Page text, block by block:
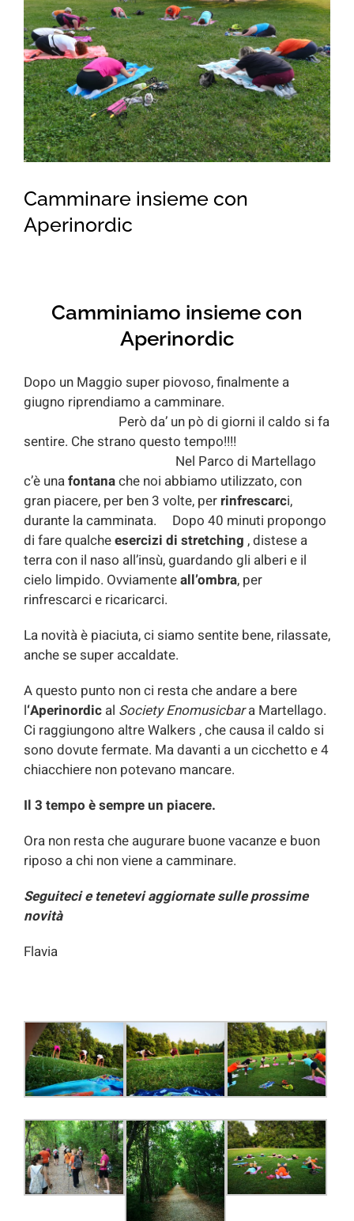
for:
Camminare insieme con
Aperinordic
Camminiamo insieme con
Aperinordic
Dopo un Maggio super piovoso, finalmente a
giugno riprendiamo a camminare.
Però da’ un pò di giorni il caldo si fa
sentire. Che strano questo tempo!!!!
Nel Parco di Martellago
c’è unafontanache noi abbiamo utilizzato, con
gran piacere, per ben 3 volte, per rinfrescarci,
durante la camminata. Dopo 40 minuti propongo
di fare qualcheesercizi di stretching , distese a
terra con il naso all’insù, guardando gli alberi e il
cielo limpido. Ovviamenteall’ombra, per
rinfrescarci e ricaricarci.
La novità è piaciuta, ci siamo sentite bene, rilassate,
anche se super accaldate.
A questo punto non ci resta che andare a bere
l‘Aperinordic al Society Enomusicbara Martellago.
Ci raggiungono altre Walkers , che causa il caldo si
sono dovute fermate. Ma davanti a un cicchetto e 4
chiacchiere non potevano mancare.
Il 3 tempo è sempre un piacere.
Ora non resta che augurare buone vacanze e buon
riposo a chi non viene a camminare.
Seguiteci e tenetevi aggiornate sulle prossime
novità
Flavia